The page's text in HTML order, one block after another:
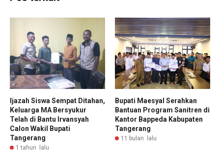
Ijazah Siswa Sempat Ditahan,
Keluarga MA Bersyukur
Telah di Bantu Irvansyah
Calon Wakil Bupati
Tangerang
1 tahun lalu
Bupati Maesyal Serahkan
Bantuan Program Sanitren di
Kantor Bappeda Kabupaten
Tangerang
11 bulan lalu